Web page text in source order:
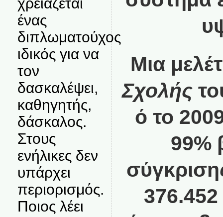
ένας
διπλωματούχος
ιδικός για να
τον
δασκαλέψει,
καθηγητής,
δάσκαλος.
Στους
ενήλικες δεν
υπάρχει
περιορισμός.
Ποιος λέει
Μια
Σχολής
ό το
99%